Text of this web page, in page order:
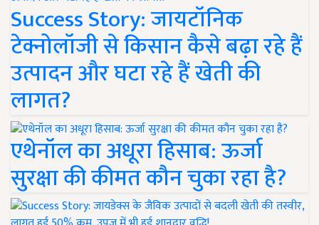
Success Story: जायटॉनिक
टेक्नोलॉजी से किसान कैसे बढ़ा रहे हैं
उत्पादन और घटा रहे हैं खेती की
लागत?
एथेनॉल का अधूरा हिसाब: ऊर्जा
सुरक्षा की कीमत कौन चुका रहा है?